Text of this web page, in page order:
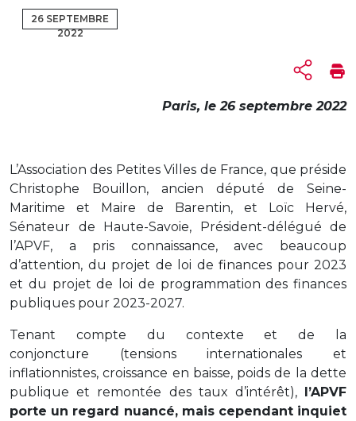
26 SEPTEMBRE
2022
Paris, le 26 septembre 2022
L’Association des Petites Villes de France, que préside
Christophe Bouillon, ancien député de Seine-
Maritime et Maire de Barentin, et Loïc Hervé,
Sénateur de Haute-Savoie, Président-délégué de
l’APVF, a pris connaissance, avec beaucoup
d’attention, du projet de loi de finances pour 2023
et du projet de loi de programmation des finances
publiques pour 2023-2027.
Tenant compte du contexte et de la
conjoncture (tensions internationales et
inflationnistes, croissance en baisse, poids de la dette
publique et remontée des taux d’intérêt), l’APVF
porte un regard nuancé, mais cependant inquiet